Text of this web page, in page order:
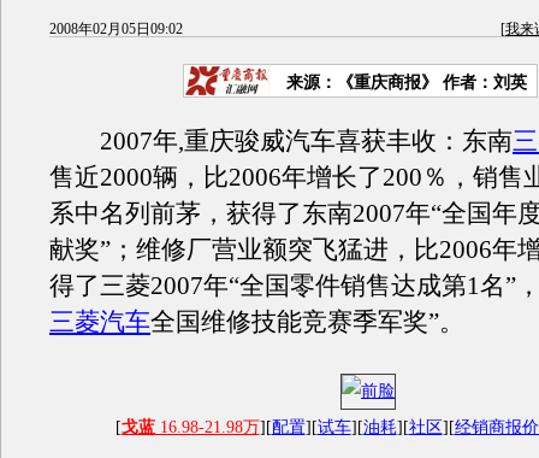
2008年02月05日09:02 [我来
来源：《重庆商报》 作者：刘英
2007年,重庆骏威汽车喜获丰收：东南
售近2000辆，比2006年增长了200％，销售
系中名列前茅，获得了东南2007年“全国年
献奖”；维修厂营业额突飞猛进，比2006年
得了三菱2007年“全国零件销售达成第1名”
三菱汽车全国维修技能竞赛季军奖”。
[戈蓝16.98-21.98万][配置][试车][油耗][社区][经销商报